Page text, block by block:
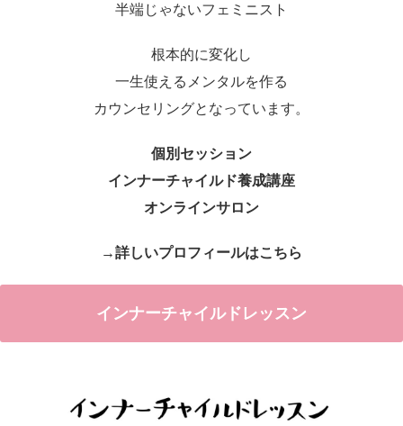
半端じゃないフェミニスト
根本的に変化し
一生使えるメンタルを作る
カウンセリングとなっています。
個別セッション
インナーチャイルド養成講座
オンラインサロン
→詳しいプロフィールはこちら
インナーチャイルドレッスン